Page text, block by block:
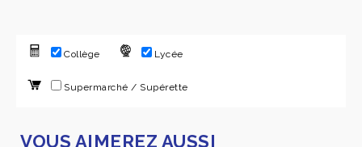
Collège Lycée
Supermarché / Supérette
VOUS AIMEREZ AUSSI